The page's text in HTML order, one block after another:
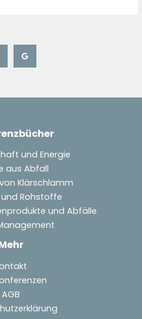
und Energie
aus Abfall
Klärschlamm
Rohstoffe
und Abfälle
AGB